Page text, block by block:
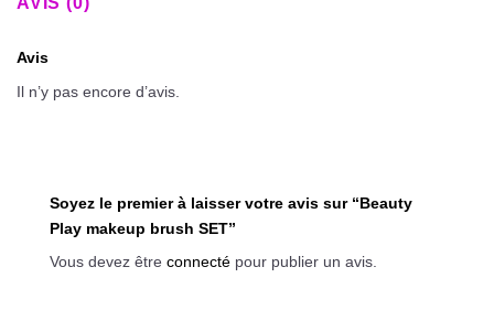
Avis
Il n’y pas encore d’avis.
Soyez le premier à laisser votre avis sur “Beauty
Play makeup brush SET”
Vous devez être connecté pour publier un avis.